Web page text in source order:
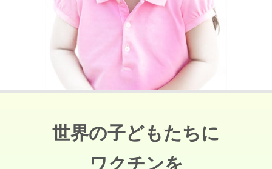
世界の子どもたちに
ワクチンを